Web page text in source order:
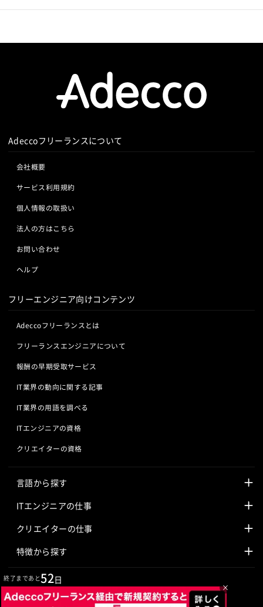
Adeccoフリーランスについて
会社概要
サービス利用規約
個人情報の取扱い
法人の方はこちら
お問い合わせ
ヘルプ
フリーエンジニア向けコンテンツ
Adeccoフリーランスとは
フリーランスエンジニアについて
報酬の早期受取サービス
IT業界の動向に関する記事
IT業界の用語を調べる
ITエンジニアの資格
クリエイターの資格
言語から探す
Javaの求人
PHPの求人
Rubyの求人
Objective-Cの求人
jQueryの求人
ITエンジニアの仕事
LAMPエンジニア
Javaエンジニア
サーバーエンジニア
ネットワークエンジニア
クリエイターの仕事
Webディレクター
Webデザイナー
フロントエンドエンジニア
特徴から探す
未経験も活躍中
初心者レベル歓迎
©Adecco2026
×
終了まであと52日